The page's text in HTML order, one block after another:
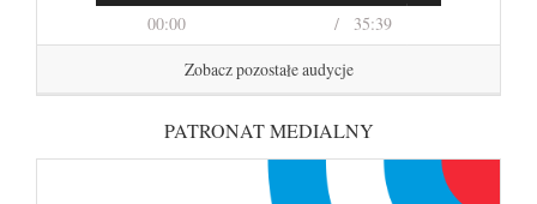
00:00 35:39
Zobacz pozostałe audycje
PATRONAT MEDIALNY